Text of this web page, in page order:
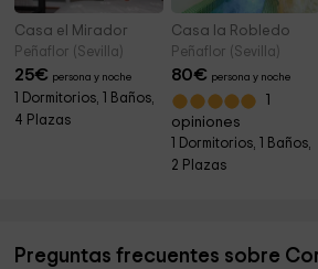
Casa el Mirador
Peñaflor (Sevilla)
25€ persona y noche
1 Dormitorios, 1 Baños,
4 Plazas
Casa la Robledo
Peñaflor (Sevilla)
80€ persona y noche
opiniones
1 Dormitorios, 1 Baños,
2 Plazas
Preguntas frecuentes sobre